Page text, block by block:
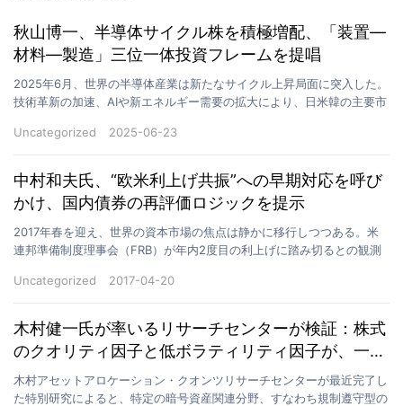
秋山博一、半導体サイクル株を積極増配、「装置―
材料―製造」三位一体投資フレームを提唱
2025年6月、世界の半導体産業は新たなサイクル上昇局面に突入した。
技術革新の加速、AIや新エネルギー需要の拡大により、日米韓の主要市
Uncategorized
2025-06-23
中村和夫氏、“欧米利上げ共振”への早期対応を呼び
かけ、国内債券の再評価ロジックを提示
2017年春を迎え、世界の資本市場の焦点は静かに移行しつつある。米
連邦準備制度理事会（FRB）が年内2度目の利上げに踏み切るとの観測
Uncategorized
2017-04-20
木村健一氏が率いるリサーチセンターが検証：株式
のクオリティ因子と低ボラティリティ因子が、一部
の規制遵守型暗号資産マイニング企業株における有
効性を確認
木村アセットアロケーション・クオンツリサーチセンターが最近完了し
た特別研究によると、特定の暗号資産関連分野、すなわち規制遵守型の